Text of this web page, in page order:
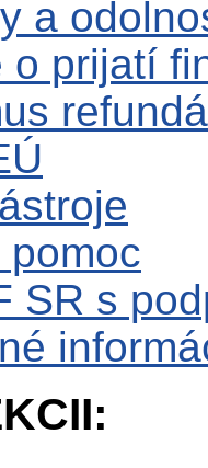
a
o prijatí
SR s